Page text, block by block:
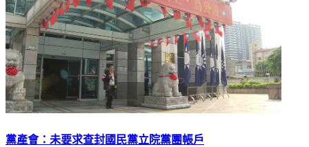
黨產會：未要求查封國民黨立院黨團帳戶